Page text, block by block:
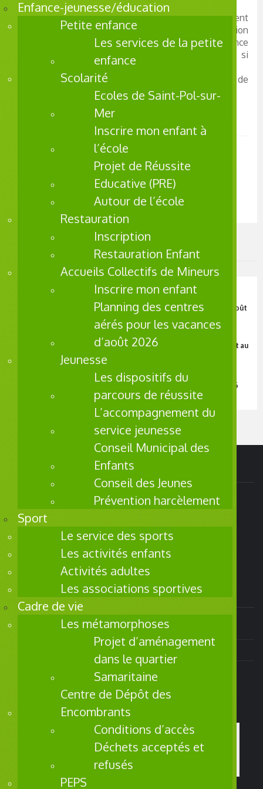
trottoir.
Vous pouvez être poursuivi par la victime si un accident
survient à cause d’un manquement à l’obligation
d’entretien de votre trottoir. C’est votre assurance
multirisque habitation qui indemnisera la victime si
votre responsabilité est reconnue.
Prévenez au plus vite votre assureur lorsque ce type de
situation se présente.
Numéros utiles
03 28 29 66 00
03 28 26 27 17
Police secours :
Les infos dans la ville
A La Une
Les activités de la semaine du 3 au 9 août
A La Une
Les activités de la semaine du 27 juillet au
A La Une
Les activités de la semaine du 20 au 26
juillet
Mairie de Saint Pol sur Mer
Pôle Administratif
256, Rue de la République
BP 80 050
59430 Saint Pol sur Mer
Tél. 03 28 29 66 00
Contact
Enfance-jeunesse/éducation
Petite enfance
Les services de la petite
enfance
Scolarité
Ecoles de Saint-Pol-sur-
Mer
Inscrire mon enfant à
l’école
Projet de Réussite
Educative (PRE)
Autour de l’école
Restauration
Inscription
Restauration Enfant
Accueils Collectifs de Mineurs
Inscrire mon enfant
Planning des centres
aérés pour les vacances
d’août 2026
Jeunesse
Les dispositifs du
parcours de réussite
L’accompagnement du
service jeunesse
Conseil Municipal des
Enfants
Conseil des Jeunes
Prévention harcèlement
Sport
Le service des sports
Les activités enfants
Activités adultes
Les associations sportives
Cadre de vie
Les métamorphoses
Projet d’aménagement
dans le quartier
Samaritaine
Centre de Dépôt des
Encombrants
Conditions d’accès
Déchets acceptés et
refusés
PEPS